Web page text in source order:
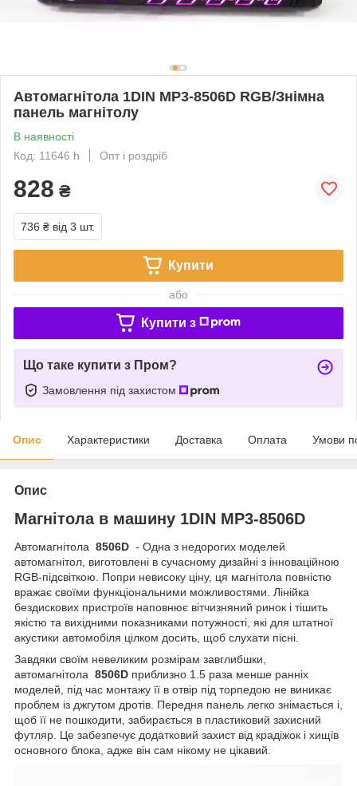
Автомагнітола 1DIN MP3-8506D RGB/Знімна
панель магнітолу
В наявності
Код: 11646 h
Опт і роздріб
828 ₴
736 ₴ від 3 шт.
Купити
або
Купити з
Що таке купити з Пром?
Замовлення під захистом
Опис Характеристики Доставка Оплата Умови
Опис
Магнітола в машину 1DIN MP3-8506D
Автомагнітола 8506D - Одна з недорогих моделей
автомагнітол, виготовлені в сучасному дизайні з інноваційною
RGB-підсвіткою. Попри невисоку ціну, ця магнітола повністю
вражає своїми функціональними можливостями. Лінійка
бездискових пристроїв наповнює вітчизняний ринок і тішить
якістю та вихідними показниками потужності, які для штатної
акустики автомобіля цілком досить, щоб слухати пісні.
Завдяки своїм невеликим розмірам завглибшки,
автомагнітола 8506D приблизно 1.5 раза менше ранніх
моделей, під час монтажу її в отвір під торпедою не виникає
проблем із джгутом дротів. Передня панель легко знімається і,
щоб її не пошкодити, забирається в пластиковий захисний
футляр. Це забезпечує додатковий захист від крадіжок і хищів
основного блока, адже він сам нікому не цікавий.